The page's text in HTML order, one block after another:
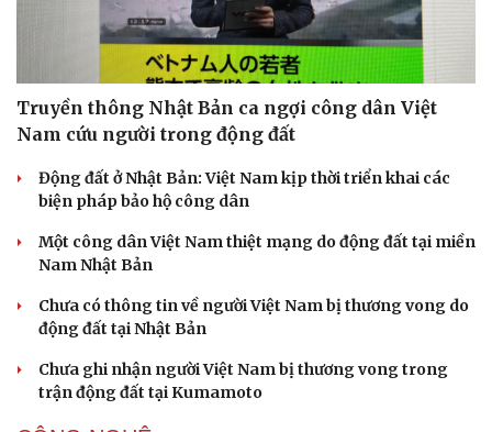
Truyền thông Nhật Bản ca ngợi công dân Việt
Nam cứu người trong động đất
Động đất ở Nhật Bản: Việt Nam kịp thời triển khai các
biện pháp bảo hộ công dân
Một công dân Việt Nam thiệt mạng do động đất tại miền
Nam Nhật Bản
Chưa có thông tin về người Việt Nam bị thương vong do
động đất tại Nhật Bản
Chưa ghi nhận người Việt Nam bị thương vong trong
trận động đất tại Kumamoto